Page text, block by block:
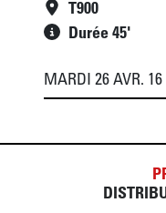
T900
Durée 45'
MARDI 26 AVR. 16